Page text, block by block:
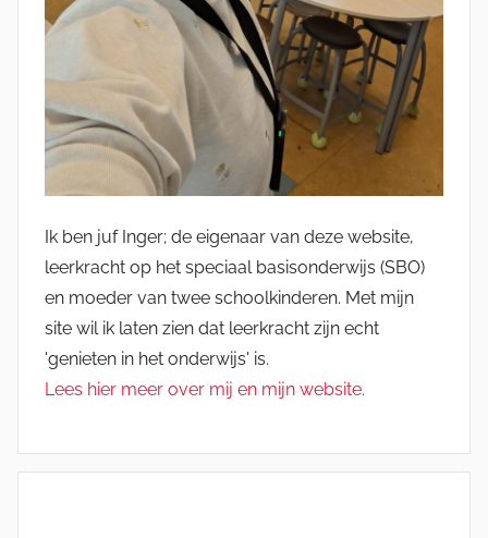
Ik ben juf Inger; de eigenaar van deze website,
leerkracht op het speciaal basisonderwijs (SBO)
en moeder van twee schoolkinderen. Met mijn
site wil ik laten zien dat leerkracht zijn echt
'genieten in het onderwijs' is.
Lees hier meer over mij en mijn website.